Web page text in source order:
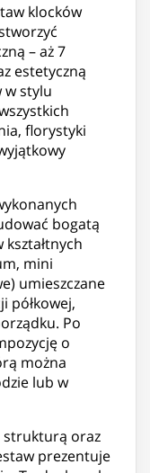
klocków
– aż 7
estetyczną
w stylu
florystyki
bogatą
mini
umieszczane
półkowej,
Po
o
można
lub w
strukturą oraz
prezentuje